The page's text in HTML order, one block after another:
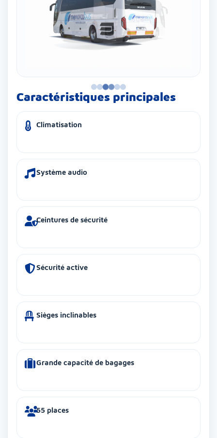
Caractéristiques principales
Climatisation
Système audio
Ceintures de sécurité
Sécurité active
Sièges inclinables
Grande capacité de bagages
55 places